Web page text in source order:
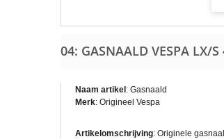
04: GASNAALD VESPA LX/S
Naam artikel : Gasnaald
Merk: Origineel Vespa
Artikelomschrijving: Originele